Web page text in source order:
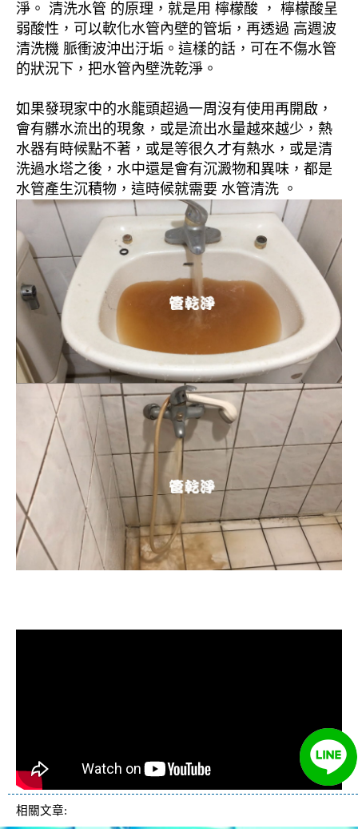
淨。 清洗水管 的原理，就是用 檸檬酸 ， 檸檬酸呈
弱酸性，可以軟化水管內壁的管垢，再透過 高週波
清洗機 脈衝波沖出汙垢。這樣的話，可在不傷水管
的狀況下，把水管內壁洗乾淨。
如果發現家中的水龍頭超過一周沒有使用再開啟，
會有髒水流出的現象，或是流出水量越來越少，熱
水器有時候點不著，或是等很久才有熱水，或是清
洗過水塔之後，水中還是會有沉澱物和異味，都是
水管產生沉積物，這時候就需要 水管清洗 。
相關文章: